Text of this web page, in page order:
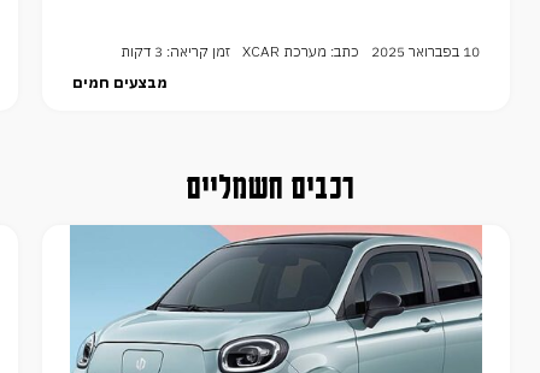
10 בפברואר 2025 כתב: מערכת XCAR
זמן קריאה: 3 דקות
מבצעים חמים
רכבים חשמליים